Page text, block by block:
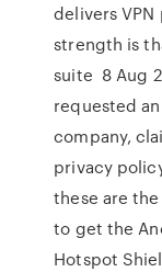
delivers
strength is
suite 8 Aug
requested
company,
privacy
these are
to get the
Hotspot